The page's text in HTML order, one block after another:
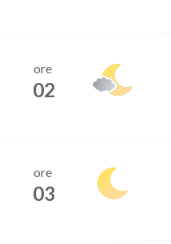
ore
02
ore
03